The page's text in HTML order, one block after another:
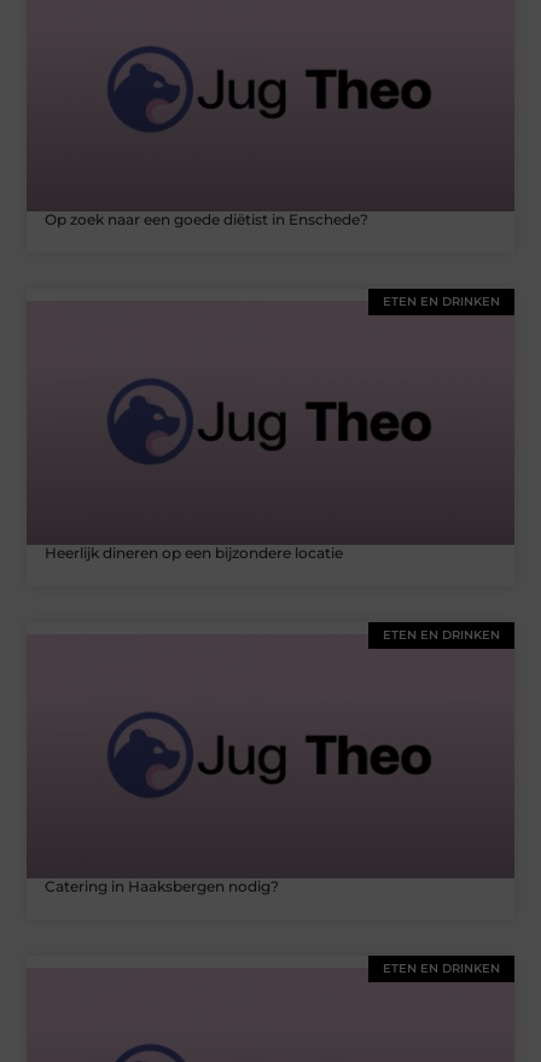
Op zoek naar een goede diëtist in Enschede?
ETEN EN DRINKEN
Heerlijk dineren op een bijzondere locatie
ETEN EN DRINKEN
Catering in Haaksbergen nodig?
ETEN EN DRINKEN